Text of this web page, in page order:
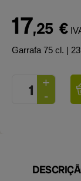
17,25 €
Garrafa 75 cl. |